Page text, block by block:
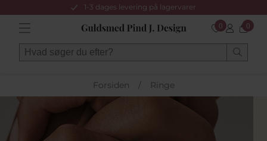
1-3 dages levering på lagervarer
0 0
Forsiden / Ringe